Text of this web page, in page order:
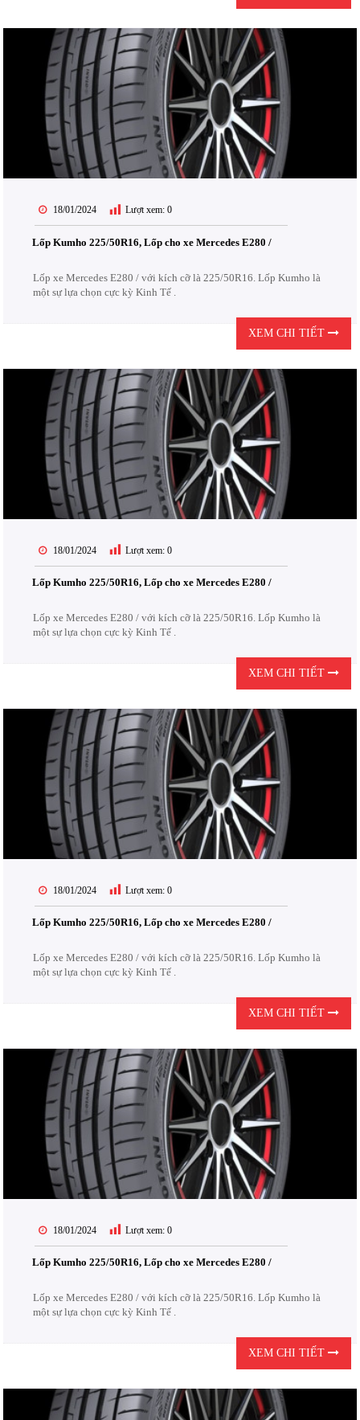
18/01/2024 Lượt xem: 0
Lốp Kumho 225/50R16, Lốp cho xe Mercedes E280 /
Lốp xe Mercedes E280 / với kích cỡ là 225/50R16. Lốp Kumho là
một sự lựa chọn cực kỳ Kinh Tế .
XEM CHI TIẾT
18/01/2024 Lượt xem: 0
Lốp Kumho 225/50R16, Lốp cho xe Mercedes E280 /
Lốp xe Mercedes E280 / với kích cỡ là 225/50R16. Lốp Kumho là
một sự lựa chọn cực kỳ Kinh Tế .
XEM CHI TIẾT
18/01/2024 Lượt xem: 0
Lốp Kumho 225/50R16, Lốp cho xe Mercedes E280 /
Lốp xe Mercedes E280 / với kích cỡ là 225/50R16. Lốp Kumho là
một sự lựa chọn cực kỳ Kinh Tế .
XEM CHI TIẾT
18/01/2024 Lượt xem: 0
Lốp Kumho 225/50R16, Lốp cho xe Mercedes E280 /
Lốp xe Mercedes E280 / với kích cỡ là 225/50R16. Lốp Kumho là
một sự lựa chọn cực kỳ Kinh Tế .
XEM CHI TIẾT